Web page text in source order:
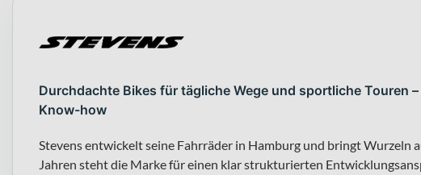
Durchdachte Bikes für tägliche Wege und sportliche Touren
Know-how
Stevens entwickelt seine Fahrräder in Hamburg und bringt Wurzeln
Jahren steht die Marke für einen klar strukturierten